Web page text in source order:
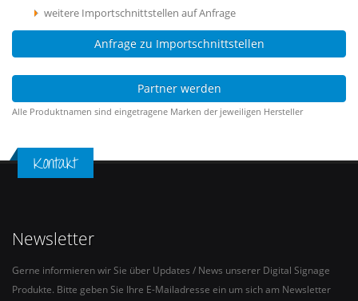
weitere Importschnittstellen auf Anfrage
Anfrage zu Importschnittstellen
Partner werden
Alle Produktnamen sind eingetragene Marken der jeweiligen Hersteller
Kontakt
Newsletter
Gerne informieren wir Sie über Updates / News unserer Digital Signage
Produkte. Bitte geben Sie Ihre E-Mailadresse ein um sich am Newsletter